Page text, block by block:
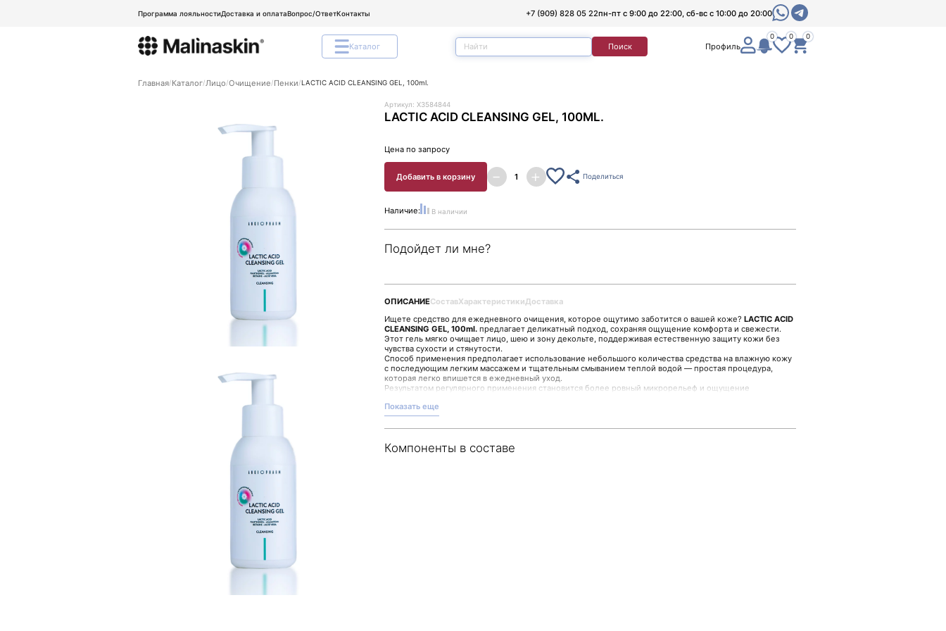
Программа лояльностиДоставка и оплатаВопрос/ОтветКонтакты +7 (909) 828 05 22пн-пт с 9:00 до 22:00, сб-вс с 10:00 до 20:00
Каталог Поиск Профиль
0 0 0
Главная Каталог Лицо Очищение Пенки LACTIC ACID CLEANSING GEL, 100ml.
Артикул: X3584844
LACTIC ACID CLEANSING GEL, 100ML.
Цена по запросу
Добавить в корзину Поделиться
Наличие: В наличии
Подойдет ли мне?
ОПИСАНИЕСоставХарактеристикиДоставка
Ищете средство для ежедневного очищения, которое ощутимо заботится о вашей коже? LACTIC ACID
CLEANSING GEL, 100ml. предлагает деликатный подход, сохраняя ощущение комфорта и свежести.
Этот гель мягко очищает лицо, шею и зону декольте, поддерживая естественную защиту кожи без
чувства сухости и стянутости.
Способ применения предполагает использование небольшого количества средства на влажную кожу
с последующим легким массажем и тщательным смыванием теплой водой — простая процедура,
которая легко впишется в ежедневный уход.
Результатом регулярного применения становится более ровный микрорельеф и ощущение
барьерные функции.
Это универсальное решение, подходящее для разнообразных потребностей и рутин,
обеспечивающее мягкое очищение и комфорт в течение всего дня.
забота о клиенте стоят на первом месте.
Показать еще
Компоненты в составе